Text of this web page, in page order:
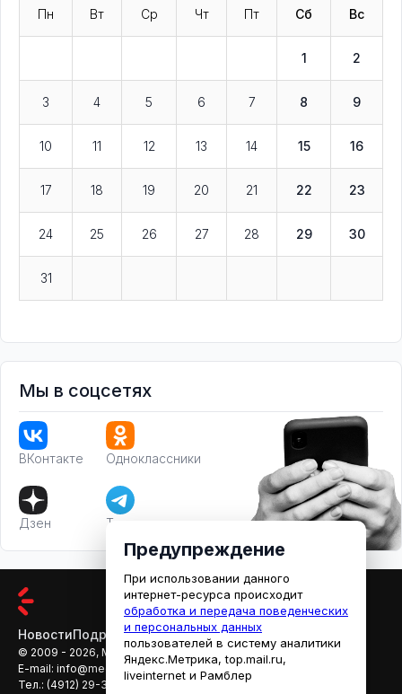
Пн Вт Ср Чт Пт Сб Вс
1 2
3 4 5 6 7 8 9
10 11 12 13 14 15 16
17 18 19 20 21 22 23
24 25 26 27 28 29 30
31
Мы в соцсетях
ВКонтакте Одноклассники
Дзен Телеграм
НовостиПодробностиАфишаКино
© 2009 - 2026, МЕДИАРЯЗАНЬ
E-mail: info@mediaryazan.ru
reklama@mediaryazan.ru
Тел.: (4912) 29-33-66
Предупреждение
При использовании данного
интернет-ресурса происходит
обработка и передача поведенческих
и персональных данных
пользователей в систему аналитики
Яндекс.Метрика, top.mail.ru,
liveinternet и Рамблер